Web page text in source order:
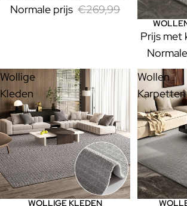
Normale prijs €269,99
Uitverkoop
Prijs met
Wollige
Kleden
WOLLIGE KLEDEN
Wollen
Karpetten